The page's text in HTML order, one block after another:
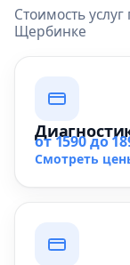
Стоимость
Щербинке
от 1590 до
Смотреть